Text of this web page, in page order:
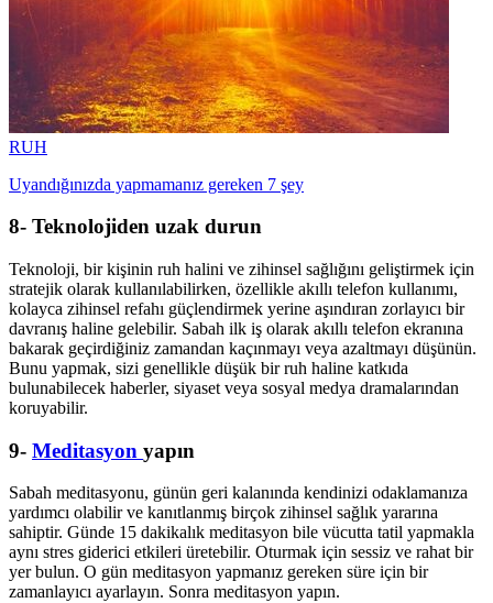
RUH
Uyandığınızda yapmamanız gereken 7 şey
8- Teknolojiden uzak durun
Teknoloji, bir kişinin ruh halini ve zihinsel sağlığını geliştirmek için
stratejik olarak kullanılabilirken, özellikle akıllı telefon kullanımı,
kolayca zihinsel refahı güçlendirmek yerine aşındıran zorlayıcı bir
davranış haline gelebilir. Sabah ilk iş olarak akıllı telefon ekranına
bakarak geçirdiğiniz zamandan kaçınmayı veya azaltmayı düşünün.
Bunu yapmak, sizi genellikle düşük bir ruh haline katkıda
bulunabilecek haberler, siyaset veya sosyal medya dramalarından
koruyabilir.
9- Meditasyon yapın
Sabah meditasyonu, günün geri kalanında kendinizi odaklamanıza
yardımcı olabilir ve kanıtlanmış birçok zihinsel sağlık yararına
sahiptir. Günde 15 dakikalık meditasyon bile vücutta tatil yapmakla
aynı stres giderici etkileri üretebilir. Oturmak için sessiz ve rahat bir
yer bulun. O gün meditasyon yapmanız gereken süre için bir
zamanlayıcı ayarlayın. Sonra meditasyon yapın.